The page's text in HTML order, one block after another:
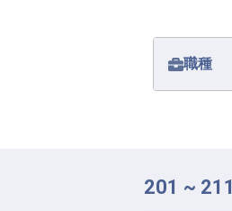
職種
201 ~ 211